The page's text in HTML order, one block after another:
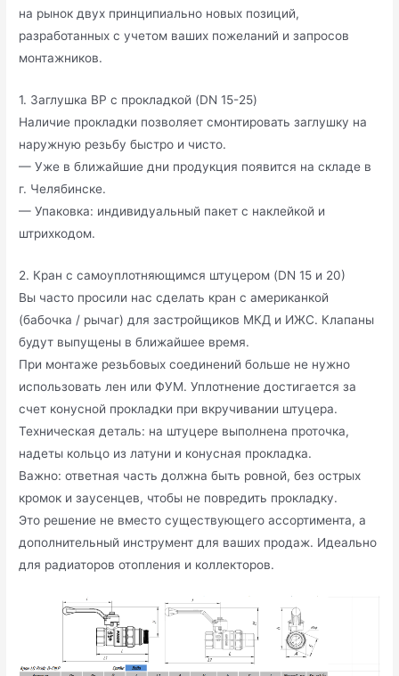
на рынок двух принципиально новых позиций,
разработанных с учетом ваших пожеланий и запросов
монтажников.
1. Заглушка ВР с прокладкой (DN 15-25)
Наличие прокладки позволяет смонтировать заглушку на
наружную резьбу быстро и чисто.
— Уже в ближайшие дни продукция появится на складе в
г. Челябинске.
— Упаковка: индивидуальный пакет с наклейкой и
штрихкодом.
2. Кран с самоуплотняющимся штуцером (DN 15 и 20)
Вы часто просили нас сделать кран с американкой
(бабочка / рычаг) для застройщиков МКД и ИЖС. Клапаны
будут выпущены в ближайшее время.
При монтаже резьбовых соединений больше не нужно
использовать лен или ФУМ. Уплотнение достигается за
счет конусной прокладки при вкручивании штуцера.
Техническая деталь: на штуцере выполнена проточка,
надеты кольцо из латуни и конусная прокладка.
Важно: ответная часть должна быть ровной, без острых
кромок и заусенцев, чтобы не повредить прокладку.
Это решение не вместо существующего ассортимента, а
дополнительный инструмент для ваших продаж. Идеально
для радиаторов отопления и коллекторов.